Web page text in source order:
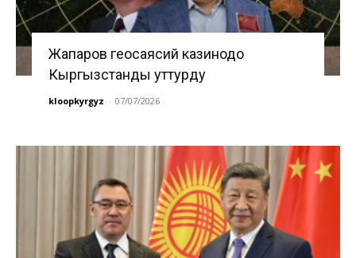
Жапаров геосаясий казинодо
Кыргызстанды уттурду
kloopkyrgyz - 07/07/2026